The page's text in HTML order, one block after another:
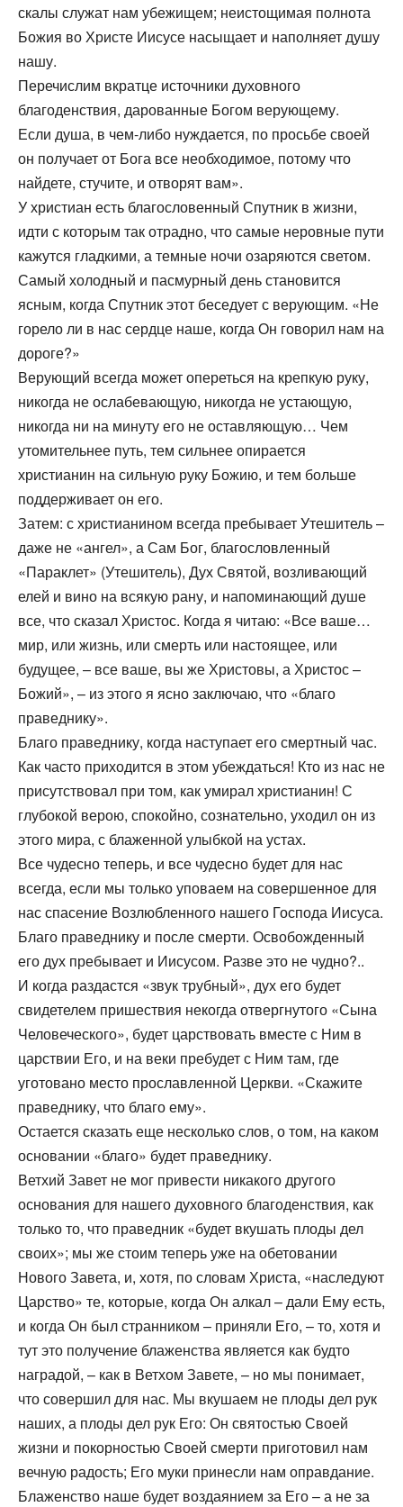
скалы служат нам убежищем; неистощимая полнота
Божия во Христе Иисусе насыщает и наполняет душу
нашу.
Перечислим вкратце источники духовного
благоденствия, дарованные Богом верующему.
Если душа, в чем-либо нуждается, по просьбе своей
он получает от Бога все необходимое, потому что
найдете, стучите, и отворят вам».
У христиан есть благословенный Спутник в жизни,
идти с которым так отрадно, что самые неровные пути
кажутся гладкими, а темные ночи озаряются светом.
Самый холодный и пасмурный день становится
ясным, когда Спутник этот беседует с верующим. «Не
горело ли в нас сердце наше, когда Он говорил нам на
дороге?»
Верующий всегда может опереться на крепкую руку,
никогда не ослабевающую, никогда не устающую,
никогда ни на минуту его не оставляющую… Чем
утомительнее путь, тем сильнее опирается
христианин на сильную руку Божию, и тем больше
поддерживает он его.
Затем: с христианином всегда пребывает Утешитель –
даже не «ангел», а Сам Бог, благословленный
«Параклет» (Утешитель), Дух Святой, возливающий
елей и вино на всякую рану, и напоминающий душе
все, что сказал Христос. Когда я читаю: «Все ваше…
мир, или жизнь, или смерть или настоящее, или
будущее, – все ваше, вы же Христовы, а Христос –
Божий», – из этого я ясно заключаю, что «благо
праведнику».
Благо праведнику, когда наступает его смертный час.
Как часто приходится в этом убеждаться! Кто из нас не
присутствовал при том, как умирал христианин! С
глубокой верою, спокойно, сознательно, уходил он из
этого мира, с блаженной улыбкой на устах.
Все чудесно теперь, и все чудесно будет для нас
всегда, если мы только уповаем на совершенное для
нас спасение Возлюбленного нашего Господа Иисуса.
Благо праведнику и после смерти. Освобожденный
его дух пребывает и Иисусом. Разве это не чудно?..
И когда раздастся «звук трубный», дух его будет
свидетелем пришествия некогда отвергнутого «Сына
Человеческого», будет царствовать вместе с Ним в
царствии Его, и на веки пребудет с Ним там, где
уготовано место прославленной Церкви. «Скажите
праведнику, что благо ему».
Остается сказать еще несколько слов, о том, на каком
основании «благо» будет праведнику.
Ветхий Завет не мог привести никакого другого
основания для нашего духовного благоденствия, как
только то, что праведник «будет вкушать плоды дел
своих»; мы же стоим теперь уже на обетовании
Нового Завета, и, хотя, по словам Христа, «наследуют
Царство» те, которые, когда Он алкал – дали Ему есть,
и когда Он был странником – приняли Его, – то, хотя и
тут это получение блаженства является как будто
наградой, – как в Ветхом Завете, – но мы понимает,
что совершил для нас. Мы вкушаем не плоды дел рук
наших, а плоды дел рук Его: Он святостью Своей
жизни и покорностью Своей смерти приготовил нам
вечную радость; Его муки принесли нам оправдание.
Блаженство наше будет воздаянием за Его – а не за